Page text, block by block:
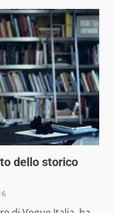
dello storico